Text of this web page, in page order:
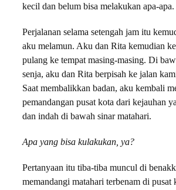
kecil dan belum bisa melakukan apa-apa.
Perjalanan selama setengah jam itu
aku melamun. Aku dan Rita kemudian
pulang ke tempat masing-masing. Di
senja, aku dan Rita berpisah ke jalan
Saat membalikkan badan, aku kembali
pemandangan pusat kota dari kejauhan
dan indah di bawah sinar matahari.
Apa yang bisa kulakukan, ya?
Pertanyaan itu tiba-tiba muncul di
memandangi matahari terbenam di pusat